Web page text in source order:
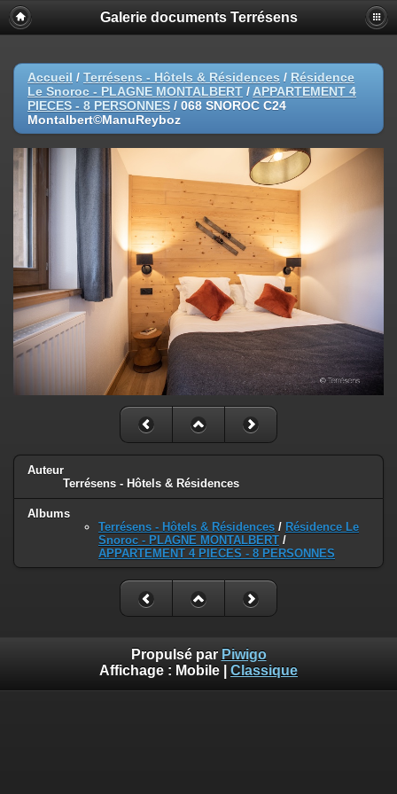
Galerie documents Terrésens
Accueil / Terrésens - Hôtels & Résidences / Résidence
Le Snoroc - PLAGNE MONTALBERT / APPARTEMENT 4
PIECES - 8 PERSONNES / 068 SNOROC C24
Montalbert©ManuReyboz
Auteur
Terrésens - Hôtels & Résidences
Albums
Terrésens - Hôtels & Résidences / Résidence Le
Snoroc - PLAGNE MONTALBERT /
APPARTEMENT 4 PIECES - 8 PERSONNES
Propulsé par Piwigo
Affichage : Mobile Classique